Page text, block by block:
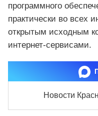
программного
практически во всех
открытым исходным
интернет‑сервисами.
Новости